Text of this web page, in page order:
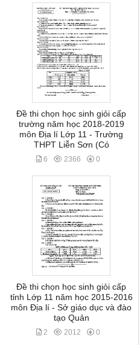
Đề thi chọn học sinh giỏi cấp
trường năm học 2018-2019
môn Địa lí Lớp 11 - Trường
THPT Liễn Sơn (Có
6 2366 0
Đề thi chọn học sinh giỏi cấp
tỉnh Lớp 11 năm học 2015-2016
môn Địa lí - Sở giáo dục và đào
tạo Quản
2 2012 0